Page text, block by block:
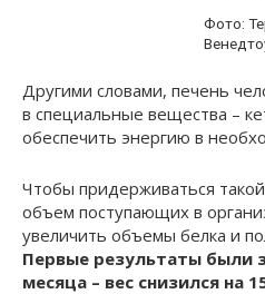
Фото:
Другими словами, печень
в специальные вещества –
обеспечить энергию в
Чтобы придерживаться
объем поступающих в
увеличить объемы белка и
Первые результаты были
месяца – вес снизился на